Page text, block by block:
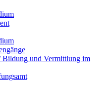
Bildung und Vermittlung im